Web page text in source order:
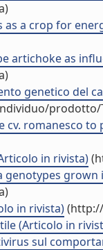
as a crop for
artichoke as
genetico del
prodotto/
cv. romanesco
in rivista)
genotypes
in rivista)
(Articolo in
sul